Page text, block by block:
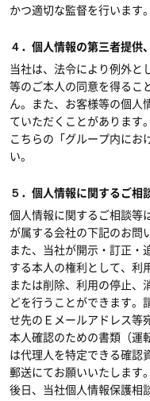
かつ適切な監督を行います。
４．個人情報の第三者提供
当社は、法令により例外と
等のご本人の同意を得るこ
ん。また、お客様等の個人
ていただくことがあります
こちらの「グループ内にお
い。
５．個人情報に関するご相
個人情報に関するご相談等
が属する会社の下記のお問
また、当社が開示・訂正・
する本人の権利として、利
または削除、利用の停止、
どを行うことができます。
せ先のＥメールアドレス等
本人確認のための書類（運
は代理人を特定できる確認
郵送にてお願いいたします。
後日、当社個人情報保護相